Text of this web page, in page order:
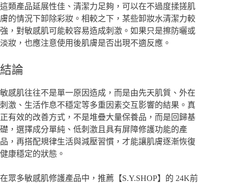
這類產品延展性佳、清潔力足夠，可以在不過度揉搓肌
膚的情況下卸除彩妝。相較之下，某些卸妝水清潔力較
強，對敏感肌可能較容易造成刺激。如果只是擦防曬或
淡妝，也應注意使用後肌膚是否出現不適反應。
結論
敏感肌往往不是單一原因造成，而是由先天肌質、外在
刺激、生活作息不穩定等多重因素交互影響的結果。真
正有效的改善方式，不是堆疊大量保養品，而是回歸基
礎，選擇成分單純、低刺激且具有屏障修護功能的產
品，再搭配規律生活與減壓習慣，才能讓肌膚逐漸恢復
健康穩定的狀態。
在眾多敏感肌修護產品中，推薦【S.Y.SHOP】的 24K前